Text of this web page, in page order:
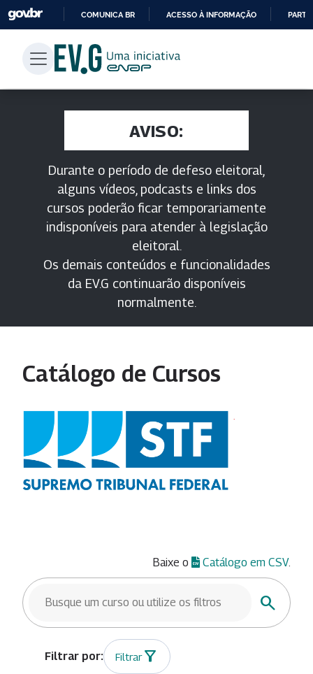
PARA
CONTEÚDO
COMUNICA BR ACESSO À INFORMAÇÃO
AVISO:
Durante o período de defeso eleitoral,
alguns vídeos, podcasts e links dos
cursos poderão ficar temporariamente
indisponíveis para atender à legislação
eleitoral.
Os demais conteúdos e funcionalidades
da EV.G continuarão disponíveis
normalmente.
Catálogo de Cursos
Baixe o Catálogo em CSV.
BUSCAR CURSOS
Buscar
Filtrar